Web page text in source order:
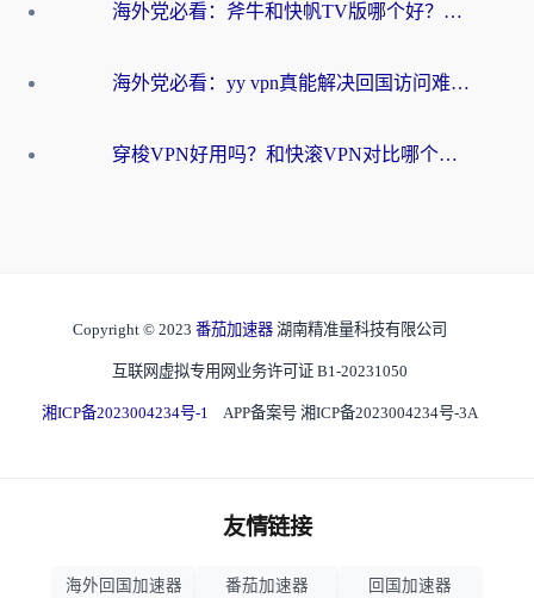
海外党必看：斧牛和快帆TV版哪个好？3分钟选对回国加速器，无缝刷B站、追热剧
海外党必看：yy vpn真能解决回国访问难题？附云极initap测评+免费方案对比
穿梭VPN好用吗？和快滚VPN对比哪个回国效果更好？海外党选回国加速器必看指南
Copyright © 2023 番茄加速器 湖南精准量科技有限公司
互联网虚拟专用网业务许可证 B1-20231050
湘ICP备2023004234号-1 APP备案号 湘ICP备2023004234号-3A
友情链接
海外回国加速器 番茄加速器 回国加速器